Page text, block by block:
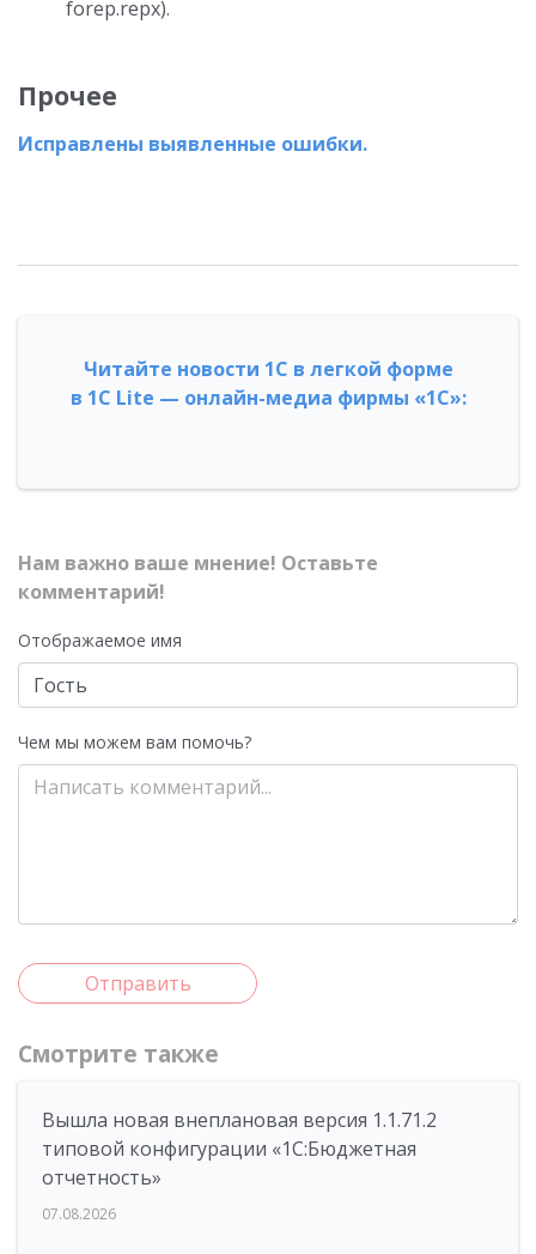
forep.repx).
Прочее
Исправлены выявленные ошибки.
Читайте новости 1С в легкой форме
в 1С Lite — онлайн-медиа фирмы «1С»:
Нам важно ваше мнение! Оставьте
комментарий!
Отображаемое имя
Чем мы можем вам помочь?
Отправить
Смотрите также
Вышла новая внеплановая версия 1.1.71.2
типовой конфигурации «1C:Бюджетная
отчетность»
07.08.2026